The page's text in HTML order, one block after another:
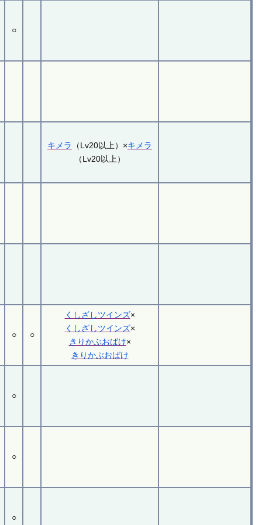
○
キメラ （Lv20以上）×キメラ
（Lv20以上）
○ ○
くしざしツインズ×
くしざしツインズ×
きりかぶおばけ×
きりかぶおばけ
○
○
○